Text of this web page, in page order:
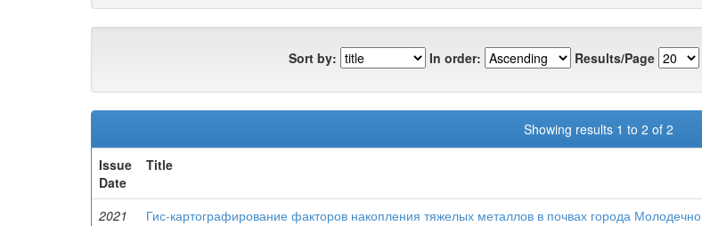
Sort by: In order: Results/Page
Showing results 1 to 2 of 2
Issue
Date
Title
2021 Гис-картографирование факторов накопления тяжелых металлов в почвах города Молодечно